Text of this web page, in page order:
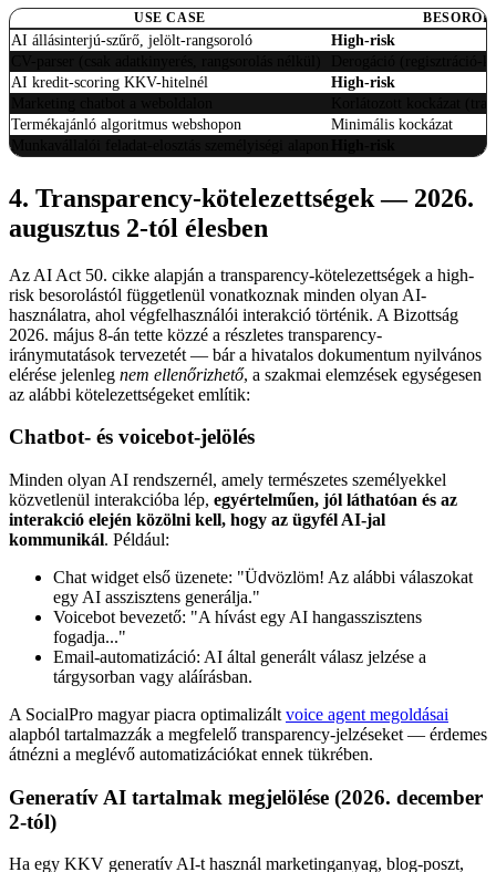
USE CASE
AI állásinterjú-szűrő, jelölt-rangsoroló
High-risk
AI kredit-scoring KKV-hitelnél
High-risk
Termékajánló algoritmus webshopon
Minimális kockázat
4. Transparency-kötelezettségek — 2026.
augusztus 2-tól élesben
Az AI Act 50. cikke alapján a transparency-kötelezettségek a high-
risk besorolástól függetlenül vonatkoznak minden olyan AI-
használatra, ahol végfelhasználói interakció történik. A Bizottság
2026. május 8-án tette közzé a részletes transparency-
iránymutatások tervezetét — bár a hivatalos dokumentum nyilvános
elérése jelenleg nem ellenőrizhető, a szakmai elemzések egységesen
az alábbi kötelezettségeket említik:
Chatbot- és voicebot-jelölés
Minden olyan AI rendszernél, amely természetes személyekkel
közvetlenül interakcióba lép, egyértelműen, jól láthatóan és az
interakció elején közölni kell, hogy az ügyfél AI-jal
kommunikál. Például:
Chat widget első üzenete: "Üdvözlöm! Az alábbi válaszokat
egy AI asszisztens generálja."
Voicebot bevezető: "A hívást egy AI hangasszisztens
fogadja..."
Email-automatizáció: AI által generált válasz jelzése a
tárgysorban vagy aláírásban.
A SocialPro magyar piacra optimalizált voice agent megoldásai
alapból tartalmazzák a megfelelő transparency-jelzéseket — érdemes
átnézni a meglévő automatizációkat ennek tükrében.
Generatív AI tartalmak megjelölése (2026. december
2-tól)
Ha egy KKV generatív AI-t használ marketinganyag, blog-poszt,